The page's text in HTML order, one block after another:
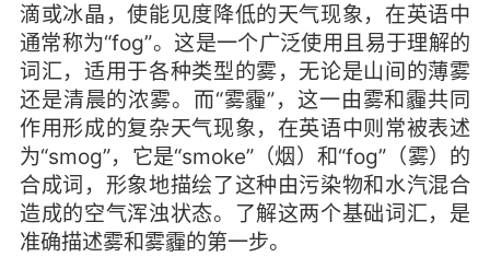
滴或冰晶，使能见度降低的天气现象，在英语中
通常称为“fog”。这是一个广泛使用且易于理解的
词汇，适用于各种类型的雾，无论是山间的薄雾
还是清晨的浓雾。而“雾霾”，这一由雾和霾共同
作用形成的复杂天气现象，在英语中则常被表述
为“smog”，它是“smoke”（烟）和“fog”（雾）的
合成词，形象地描绘了这种由污染物和水汽混合
造成的空气浑浊状态。了解这两个基础词汇，是
准确描述雾和雾霾的第一步。